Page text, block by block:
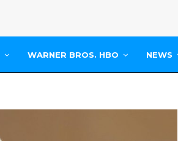
WARNER BROS. HBO NEWS